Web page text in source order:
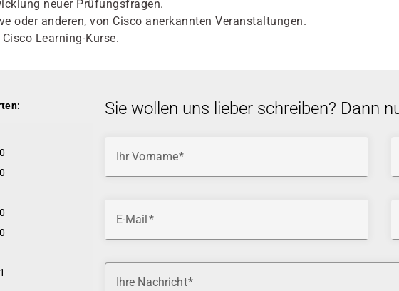
neuer Prüfungsfragen.
oder anderen, von Cisco anerkannten Veranstaltungen.
Learning-Kurse.
Sie wollen uns lieber schreiben? Dann
Ihr Vorname
E-Mail
Ihre Nachricht